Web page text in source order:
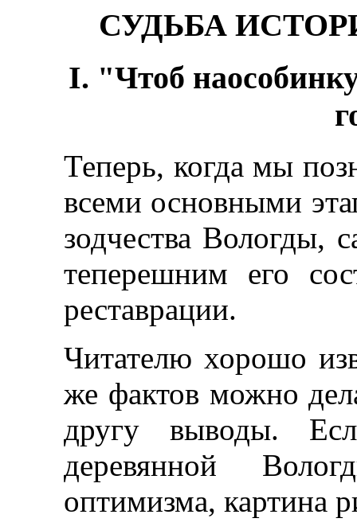
СУДЬБА
I. "Чтоб
Теперь, когда мы
всеми основными
зодчества Вологды,
теперешним его
реставрации.
Читателю хорошо
же фактов можно
другу выводы.
деревянной
оптимизма, картина